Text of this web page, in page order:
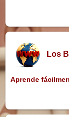
Los
Aprende